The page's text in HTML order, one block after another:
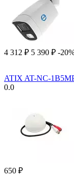
4 312 ₽ 5 390 ₽ -
ATIX AT-NC-
0.0
‍650‍ ₽